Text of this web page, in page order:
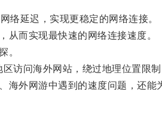
延迟，实现更稳定的网络连接。
而实现最快速的网络连接速度。
。
问海外网站，绕过地理位置限制
外网游中遇到的速度问题，还能